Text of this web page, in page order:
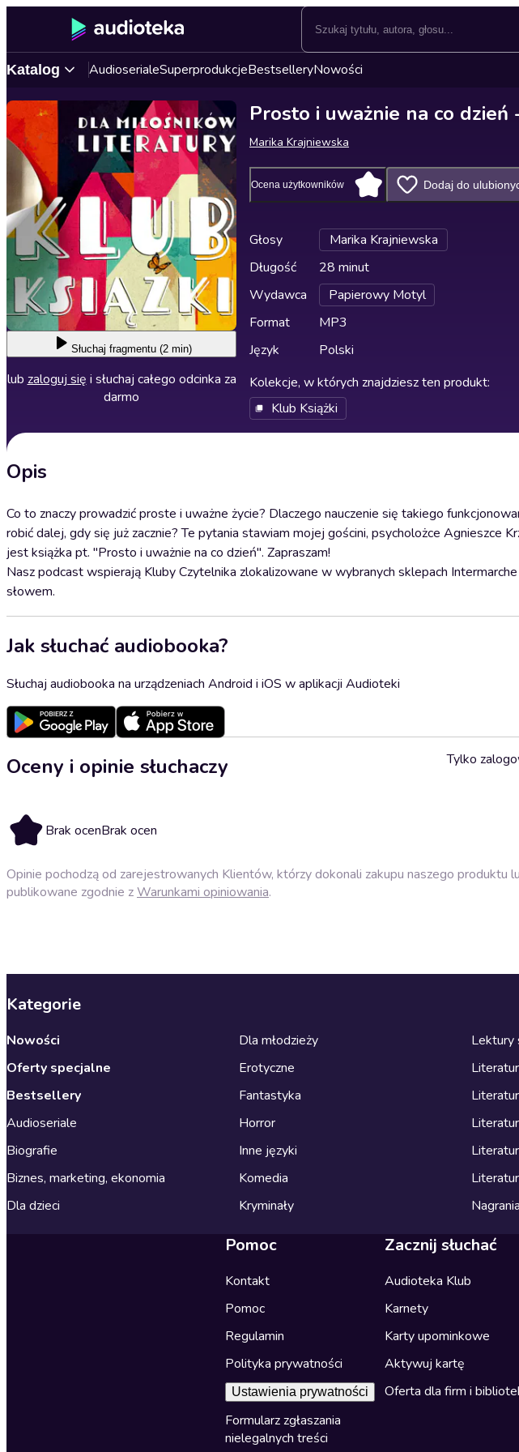
Katalog AudioserialeSuperprodukcjeBestselleryNowości
Słuchaj fragmentu (2 min)
lub zaloguj się i słuchaj całego odcinka za
darmo
Prosto i uważnie na co dzień
Marika Krajniewska
Ocena użytkowników Dodaj do
Głosy
Marika Krajniewska
Długość
28 minut
Wydawca
Papierowy Motyl
Format
MP3
Język
Polski
Kolekcje, w których znajdziesz ten produkt:
Klub Książki
Opis
Co to znaczy prowadzić proste i uważne życie? Dlaczego nauczenie się takiego
robić dalej, gdy się już zacznie? Te pytania stawiam mojej gościni, psycholożce Agnieszce
jest książka pt. "Prosto i uważnie na co dzień". Zapraszam!
Nasz podcast wspierają Kluby Czytelnika zlokalizowane w wybranych sklepach
słowem.
Jak słuchać audiobooka?
Słuchaj audiobooka na urządzeniach Android i iOS w aplikacji Audioteki
Oceny i opinie słuchaczy
Brak ocenBrak ocen
Tylko
Opinie pochodzą od zarejestrowanych Klientów, którzy dokonali zakupu naszego produktu
publikowane zgodnie zWarunkami opiniowania.
Kategorie
Nowości
Oferty specjalne
Bestsellery
Audioseriale
Biografie
Biznes, marketing, ekonomia
Dla dzieci
Dla młodzieży
Erotyczne
Fantastyka
Horror
Inne języki
Komedia
Kryminały
Lektury
Pomoc
Kontakt
Pomoc
Regulamin
Polityka prywatności
Ustawienia prywatności
Formularz zgłaszania
nielegalnych treści
Zacznij słuchać
Audioteka Klub
Karnety
Karty upominkowe
Aktywuj kartę
Oferta dla firm i